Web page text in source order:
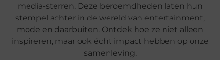
media-sterren. Deze beroemdheden laten hun
stempel achter in de wereld van entertainment,
mode en daarbuiten. Ontdek hoe ze niet alleen
inspireren, maar ook écht impact hebben op onze
samenleving.